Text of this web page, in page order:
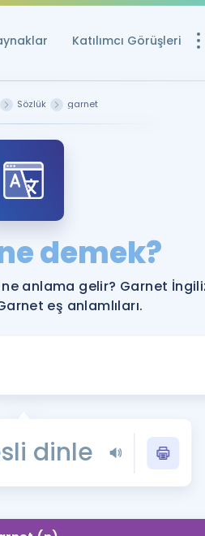
Katılımcı Görüşleri
YDS ve YÖKDİL
Rehberlik Aracı
YDS ve
Tüm ÖSYM
YDS - YÖKDİL
İngilizce Gramer
Sözlük garnet
demek?
anlama gelir? Garnet
eş anlamlıları.
dinle